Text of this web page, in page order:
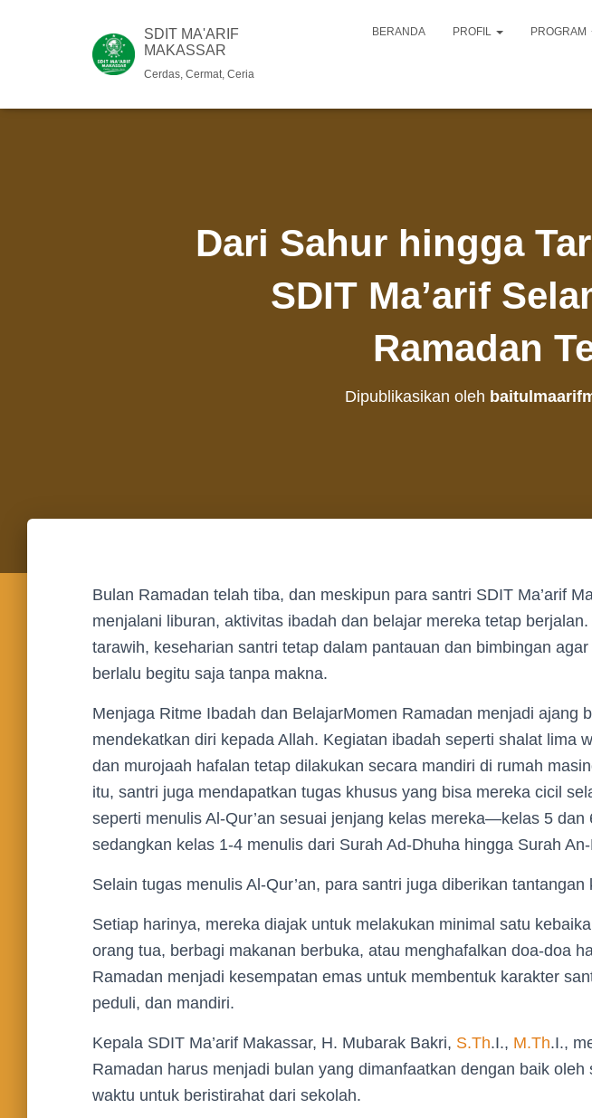
SDIT MA'ARIF
MAKASSAR
Cerdas, Cermat, Ceria
BERANDA PROFIL PROGRAM
Dari Sahur hingga
SDIT Ma’arif
Ramadan
Dipublikasikan oleh
Bulan Ramadan telah tiba, dan meskipun para santri SDIT Ma’arif
menjalani liburan, aktivitas ibadah dan belajar mereka tetap
tarawih, keseharian santri tetap dalam pantauan dan bimbingan
berlalu begitu saja tanpa makna.
Menjaga Ritme Ibadah dan BelajarMomen Ramadan menjadi ajang
mendekatkan diri kepada Allah. Kegiatan ibadah seperti shalat lima
dan murojaah hafalan tetap dilakukan secara mandiri di rumah
itu, santri juga mendapatkan tugas khusus yang bisa mereka cicil
seperti menulis Al-Qur’an sesuai jenjang kelas mereka—kelas 5 dan
sedangkan kelas 1-4 menulis dari Surah Ad-Dhuha hingga Surah
Selain tugas menulis Al-Qur’an, para santri juga diberikan tantangan
Setiap harinya, mereka diajak untuk melakukan minimal satu
orang tua, berbagi makanan berbuka, atau menghafalkan doa-doa
Ramadan menjadi kesempatan emas untuk membentuk karakter
peduli, dan mandiri.
Kepala SDIT Ma’arif Makassar, H. Mubarak Bakri, S.Th.I., M.Th.I.,
Ramadan harus menjadi bulan yang dimanfaatkan dengan baik oleh
waktu untuk beristirahat dari sekolah.